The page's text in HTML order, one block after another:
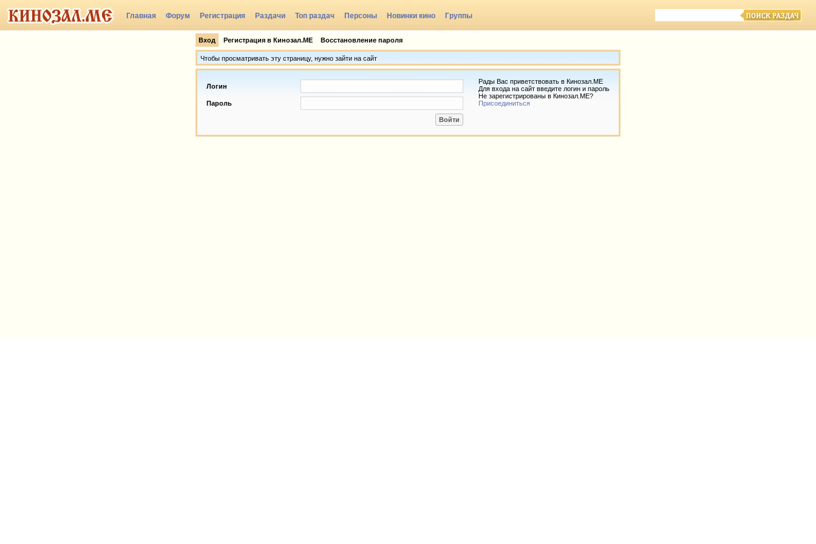
Главная Форум Регистрация Раздачи Топ раздач Персоны Новинки кино Группы
Вход Регистрация в Кинозал.МЕ Восстановление пароля
Чтобы просматривать эту страницу, нужно зайти на сайт
Логин
Пароль
Рады Вас приветствовать в Кинозал.МЕ
Для входа на сайт введите логин и пароль
Не зарегистрированы в Кинозал.МЕ?
Присоединиться